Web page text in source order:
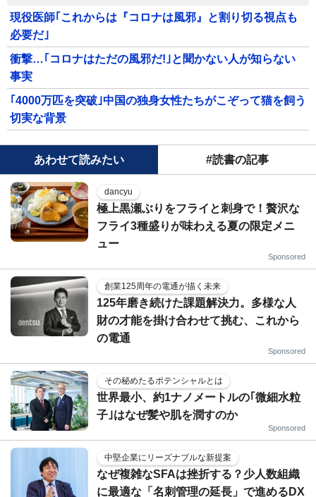
現役医師｢これからは『コロナは風邪』と割り切る視点も
必要だ｣
衝撃…｢コロナはただの風邪だ!｣と聞かない人が知らない
事実
｢4000万匹を突破｣中国の独身女性たちがこぞって猫を飼う
切実な背景
あわせて読みたい #読書の記事
dancyu
極上黒瀬ぶりをフライと刺身で！贅沢な
フライ3種盛りが味わえる夏の限定メニ
ュー
Sponsored
創業125周年の電通が描く未来
125年磨き続けた課題解決力。多様な人
財の才能を掛け合わせて挑む、これから
の電通
Sponsored
その秘めたるポテンシャルとは
世界最小、約1ナノメートルの｢微細水粒
子｣はなぜ髪や肌を潤すのか
Sponsored
中堅企業にリーズナブルな新提案
なぜ複雑なSFAは挫折する？少人数組織
に最適な「名刺管理の延長」で進めるDX